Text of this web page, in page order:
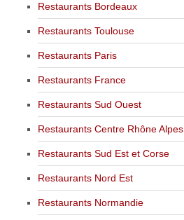
Restaurants Bordeaux
Restaurants Toulouse
Restaurants Paris
Restaurants France
Restaurants Sud Ouest
Restaurants Centre Rhône Alpes
Restaurants Sud Est et Corse
Restaurants Nord Est
Restaurants Normandie